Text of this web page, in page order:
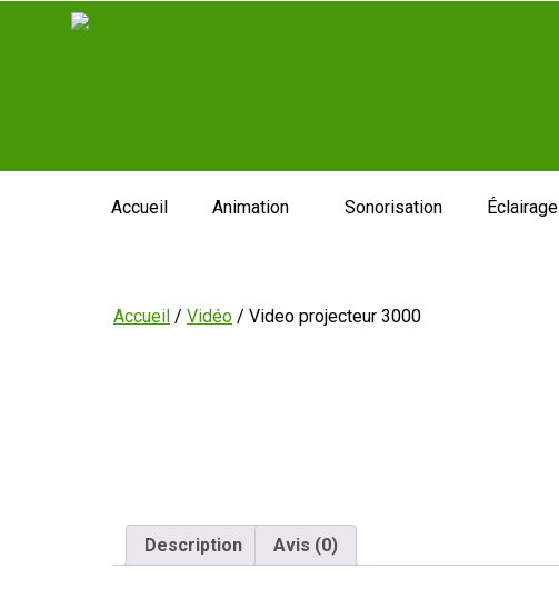
Accueil Animation Sonorisation Éclairage
Accueil / Vidéo / Video projecteur 3000
Description Avis (0)